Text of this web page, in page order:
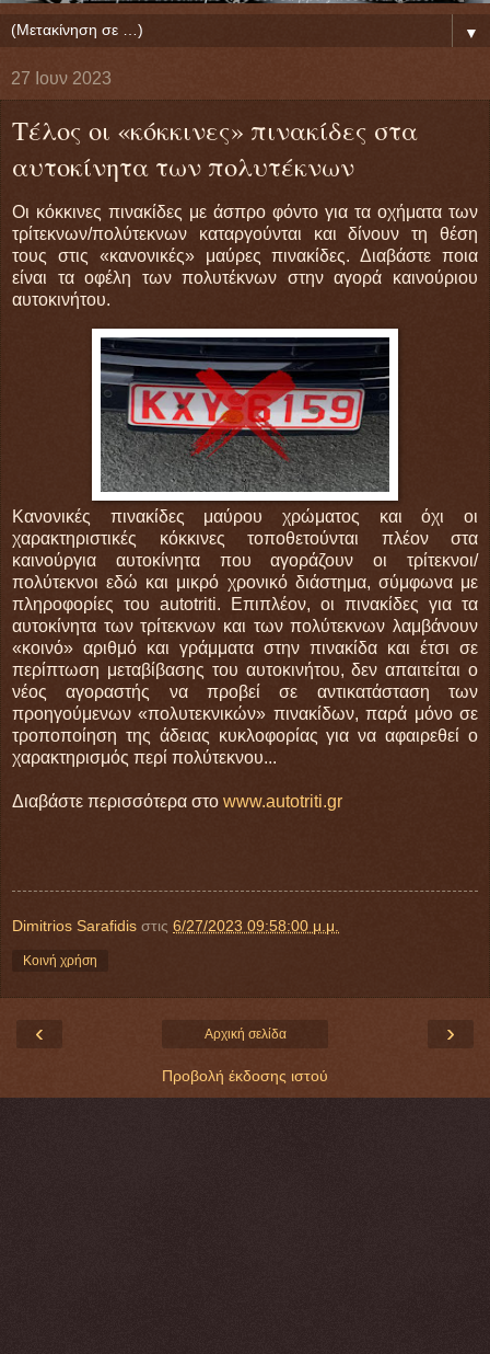
▼
27 Ιουν 2023
Τέλος οι «κόκκινες» πινακίδες στα
αυτοκίνητα των πολυτέκνων
Οι κόκκινες πινακίδες με άσπρο φόντο για τα οχήματα των
τρίτεκνων/πολύτεκνων καταργούνται και δίνουν τη θέση
τους στις «κανονικές» μαύρες πινακίδες. Διαβάστε ποια
είναι τα οφέλη των πολυτέκνων στην αγορά καινούριου
αυτοκινήτου.
Κανονικές πινακίδες μαύρου χρώματος και όχι οι
χαρακτηριστικές κόκκινες τοποθετούνται πλέον στα
καινούργια αυτοκίνητα που αγοράζουν οι τρίτεκνοι/
πολύτεκνοι εδώ και μικρό χρονικό διάστημα, σύμφωνα με
πληροφορίες του autotriti. Επιπλέον, οι πινακίδες για τα
αυτοκίνητα των τρίτεκνων και των πολύτεκνων λαμβάνουν
«κοινό» αριθμό και γράμματα στην πινακίδα και έτσι σε
περίπτωση μεταβίβασης του αυτοκινήτου, δεν απαιτείται ο
νέος αγοραστής να προβεί σε αντικατάσταση των
προηγούμενων «πολυτεκνικών» πινακίδων, παρά μόνο σε
τροποποίηση της άδειας κυκλοφορίας για να αφαιρεθεί ο
χαρακτηρισμός περί πολύτεκνου...
Διαβάστε περισσότερα στο www.autotriti.gr
Dimitrios Sarafidis στις 6/27/2023 09:58:00 μ.μ.
Κοινή χρήση
‹ ›
Αρχική σελίδα
Προβολή έκδοσης ιστού